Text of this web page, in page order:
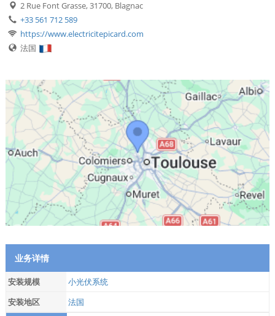
2 Rue Font Grasse, 31700, Blagnac
+33 561 712 589
https://www.electricitepicard.com
法国
业务详情
安装规模
小光伏系统
安装地区
法国